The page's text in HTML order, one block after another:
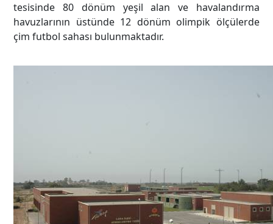
tesisinde 80 dönüm yeşil alan ve havalandırma
havuzlarının üstünde 12 dönüm olimpik ölçülerde
çim futbol sahası bulunmaktadır.